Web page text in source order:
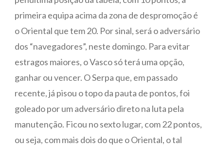
primeira equipa acima da zona de despromoção é
o Oriental que tem 20. Por sinal, será o adversário
dos “navegadores”, neste domingo. Para evitar
estragos maiores, o Vasco só terá uma opção,
ganhar ou vencer. O Serpa que, em passado
recente, já pisou o topo da pauta de pontos, foi
goleado por um adversário direto na luta pela
manutenção. Ficou no sexto lugar, com 22 pontos,
ou seja, com mais dois do que o Oriental, o tal